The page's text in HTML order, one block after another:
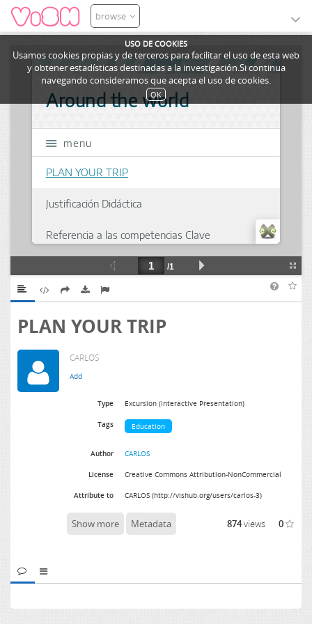
USO DE COOKIES
Usamos cookies propias y de terceros para facilitar el uso de esta web
y obtener estadísticas destinadas a la investigación.Si continua
navegando consideramos que acepta el uso de cookies.
OK
browse
PLAN YOUR TRIP
CARLOS
Type Excursion (Interactive Presentation)
Tags Education
Author CARLOS
License Creative Commons Attribution-NonCommercial
Attribute to CARLOS (http://vishub.org/users/carlos-3)
Show more Metadata 874views 0